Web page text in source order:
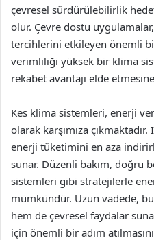
çevresel sürdürülebilirlik
olur. Çevre dostu
tercihlerini etkileyen önemli
verimliliği yüksek bir klima
rekabet avantajı elde
Kes klima sistemleri, enerji
olarak karşımıza
enerji tüketimini en aza
sunar. Düzenli bakım, doğru
sistemleri gibi stratejilerle
mümkündür. Uzun vadede,
hem de çevresel faydalar
için önemli bir adım